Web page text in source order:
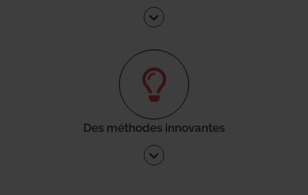
Des méthodes innovantes